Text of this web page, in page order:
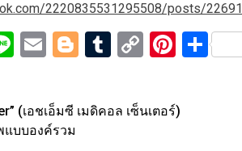
2220835531295508/posts/
LineEmailBlogger
Tumblr
Copy
(เอชเอ็มซี เมดิคอล เซ็นเตอร์)
แบบองค์รวม